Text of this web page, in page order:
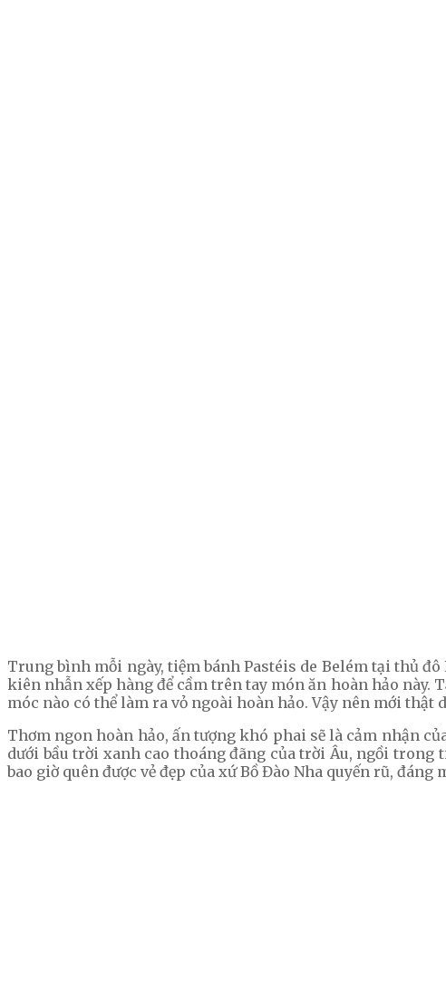
Trung bình mỗi ngày, tiệm bánh Pastéis de Belém tại thủ đô
kiên nhẫn xếp hàng để cầm trên tay món ăn hoàn hảo này.
móc nào có thể làm ra vỏ ngoài hoàn hảo. Vậy nên mới thật
Thơm ngon hoàn hảo, ấn tượng khó phai sẽ là cảm nhận
dưới bầu trời xanh cao thoáng đãng của trời Âu, ngồi
bao giờ quên được vẻ đẹp của xứ Bồ Đào Nha quyến rũ, đáng